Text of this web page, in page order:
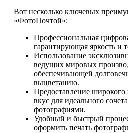
Вот несколько ключевых
«ФотоПочтой»:
Профессиональная
гарантирующая яркость и
Использование
ведущих мировых
обеспечивающей
выцветанию.
Предоставление
вкус для идеального
фотографиями.
Удобный и быстрый
оформить печать